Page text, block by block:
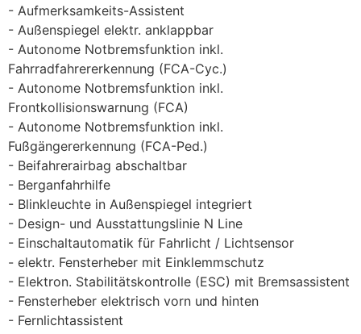
Aufmerksamkeits-Assistent
Außenspiegel elektr. anklappbar
Autonome Notbremsfunktion inkl.
Fahrradfahrererkennung (FCA-Cyc.)
Autonome Notbremsfunktion inkl.
Frontkollisionswarnung (FCA)
Autonome Notbremsfunktion inkl.
Fußgängererkennung (FCA-Ped.)
Beifahrerairbag abschaltbar
Berganfahrhilfe
Blinkleuchte in Außenspiegel integriert
Design- und Ausstattungslinie N Line
Einschaltautomatik für Fahrlicht / Lichtsensor
elektr. Fensterheber mit Einklemmschutz
Elektron. Stabilitätskontrolle (ESC) mit Bremsassistent
Fensterheber elektrisch vorn und hinten
Fernlichtassistent